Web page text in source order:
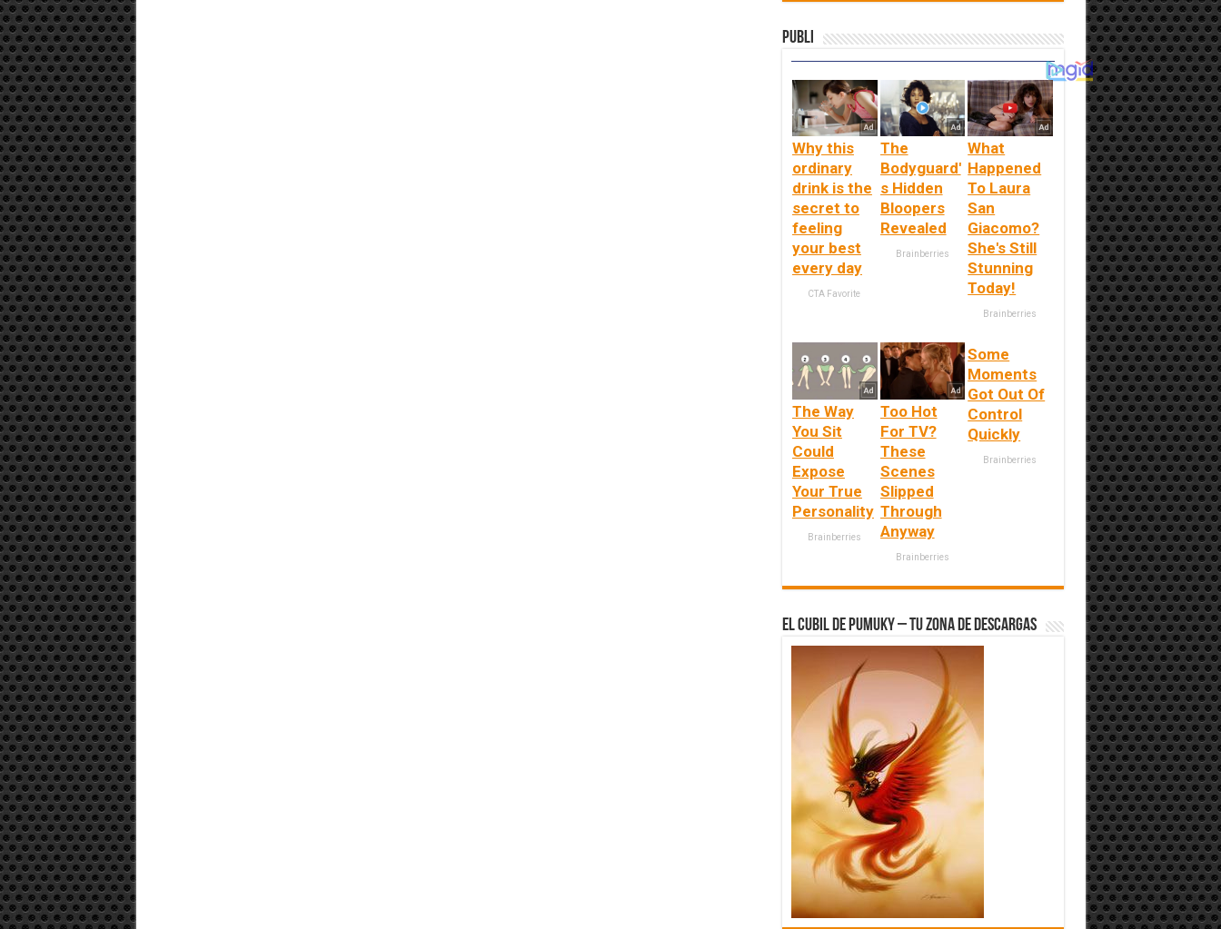
Publi
Why this
ordinary
drink is the
secret to
feeling
your best
every day
CTA Favorite
The
Bodyguard'
s Hidden
Bloopers
Revealed
Brainberries
What
Happened
To Laura
San
Giacomo?
She's Still
Stunning
Today!
Brainberries
The Way
You Sit
Could
Expose
Your True
Personality
Brainberries
Too Hot
For TV?
These
Scenes
Slipped
Through
Anyway
Brainberries
Some
Moments
Got Out Of
Control
Quickly
Brainberries
El Cubil de Pumuky – Tu zona de Descargas